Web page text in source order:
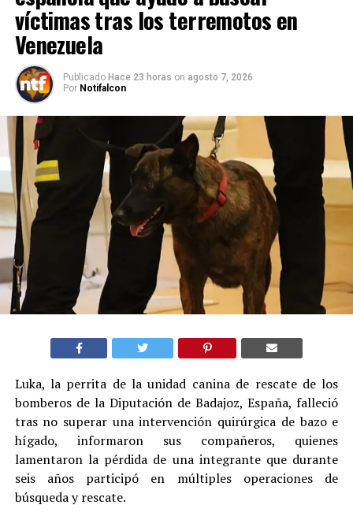
víctimas tras los terremotos en
Venezuela
Publicado Hace 23 horas on agosto 7, 2026
Por Notifalcon
Luka, la perrita de la unidad canina de rescate de los
bomberos de la Diputación de Badajoz, España, falleció
tras no superar una intervención quirúrgica de bazo e
hígado, informaron sus compañeros, quienes
lamentaron la pérdida de una integrante que durante
seis años participó en múltiples operaciones de
búsqueda y rescate.